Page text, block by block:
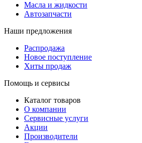
Масла и жидкости
Автозапчасти
Наши предложения
Распродажа
Новое поступление
Хиты продаж
Помощь и сервисы
Каталог товаров
О компании
Сервисные услуги
Акции
Производители